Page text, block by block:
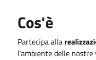
Cos'è
Partecipa alla
l’ambiente delle